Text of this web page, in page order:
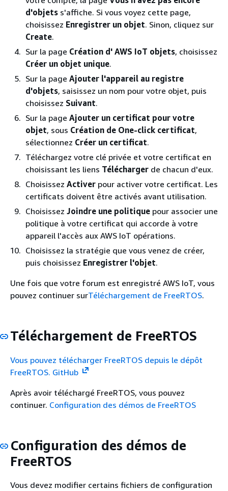
d'objets s'affiche. Si vous voyez cette page,
choisissez Enregistrer un objet. Sinon, cliquez sur
Create.
Sur la page Création d' AWS IoT objets, choisissez
Créer un objet unique.
Sur la page Ajouter l'appareil au registre
d'objets, saisissez un nom pour votre objet, puis
choisissez Suivant.
Sur la page Ajouter un certificat pour votre
objet, sous Création de One-click certificat,
sélectionnez Créer un certificat.
Téléchargez votre clé privée et votre certificat en
choisissant les liens Télécharger de chacun d'eux.
Choisissez Activer pour activer votre certificat. Les
certificats doivent être activés avant utilisation.
Choisissez Joindre une politique pour associer une
politique à votre certificat qui accorde à votre
appareil l'accès aux AWS IoT opérations.
Choisissez la stratégie que vous venez de créer,
puis choisissez Enregistrer l'objet.
Une fois que votre forum est enregistré AWS IoT, vous
pouvez continuer surTéléchargement de FreeRTOS.
Téléchargement de FreeRTOS
Vous pouvez télécharger FreeRTOS depuis le dépôt
FreeRTOS. GitHub
Après avoir téléchargé FreeRTOS, vous pouvez
continuer. Configuration des démos de FreeRTOS
Configuration des démos de
FreeRTOS
Vous devez modifier certains fichiers de configuration